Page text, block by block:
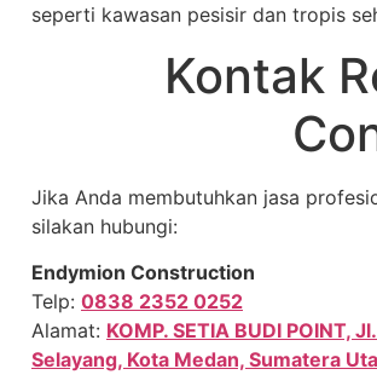
seperti kawasan pesisir dan tropis
Kontak
Jika Anda membutuhkan jasa
silakan hubungi:
Endymion Construction
Telp: 0838 2352 0252
Alamat: KOMP. SETIA BUDI POINT,
Selayang, Kota Medan, Sumatera